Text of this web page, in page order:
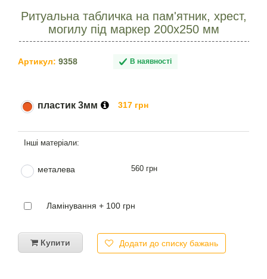
Ритуальна табличка на пам'ятник, хрест,
могилу під маркер 200х250 мм
Артикул: 9358 В наявності
пластик 3мм 317 грн
металева 560 грн
Ламінування + 100 грн
Купити Додати до списку бажань